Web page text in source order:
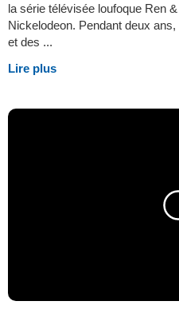
la série télévisée loufoque Ren
Nickelodeon. Pendant deux
et des ...
Lire plus